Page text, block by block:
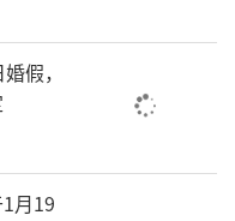
假，
月19